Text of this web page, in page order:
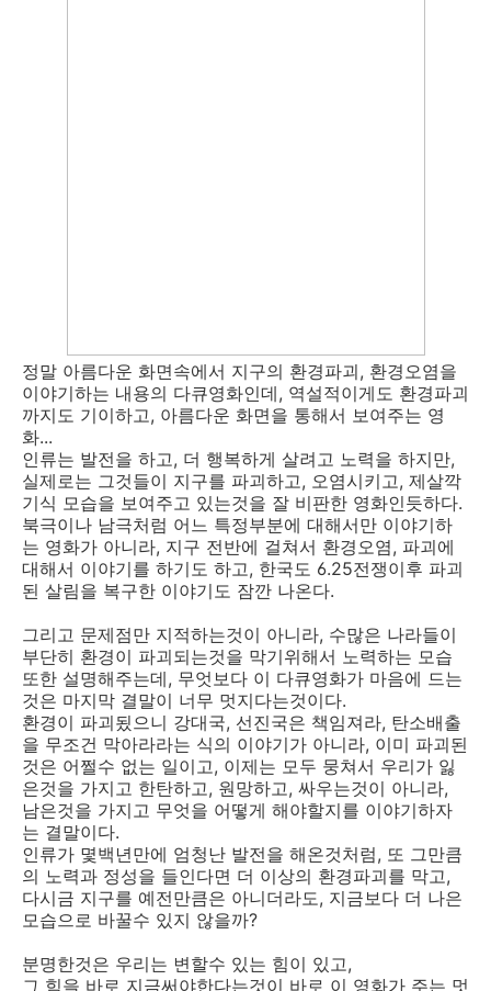
정말 아름다운 화면속에서 지구의 환경파괴, 환경오염을
이야기하는 내용의 다큐영화인데, 역설적이게도 환경파괴
까지도 기이하고, 아름다운 화면을 통해서 보여주는 영
화...
인류는 발전을 하고, 더 행복하게 살려고 노력을 하지만,
실제로는 그것들이 지구를 파괴하고, 오염시키고, 제살깍
기식 모습을 보여주고 있는것을 잘 비판한 영화인듯하다.
북극이나 남극처럼 어느 특정부분에 대해서만 이야기하
는 영화가 아니라, 지구 전반에 걸쳐서 환경오염, 파괴에
대해서 이야기를 하기도 하고, 한국도 6.25전쟁이후 파괴
된 살림을 복구한 이야기도 잠깐 나온다.
그리고 문제점만 지적하는것이 아니라, 수많은 나라들이
부단히 환경이 파괴되는것을 막기위해서 노력하는 모습
또한 설명해주는데, 무엇보다 이 다큐영화가 마음에 드는
것은 마지막 결말이 너무 멋지다는것이다.
환경이 파괴됬으니 강대국, 선진국은 책임져라, 탄소배출
을 무조건 막아라라는 식의 이야기가 아니라, 이미 파괴된
것은 어쩔수 없는 일이고, 이제는 모두 뭉쳐서 우리가 잃
은것을 가지고 한탄하고, 원망하고, 싸우는것이 아니라,
남은것을 가지고 무엇을 어떻게 해야할지를 이야기하자
는 결말이다.
인류가 몇백년만에 엄청난 발전을 해온것처럼, 또 그만큼
의 노력과 정성을 들인다면 더 이상의 환경파괴를 막고,
다시금 지구를 예전만큼은 아니더라도, 지금보다 더 나은
모습으로 바꿀수 있지 않을까?
분명한것은 우리는 변할수 있는 힘이 있고,
그 힘을 바로 지금써야한다는것이 바로 이 영화가 주는 멋